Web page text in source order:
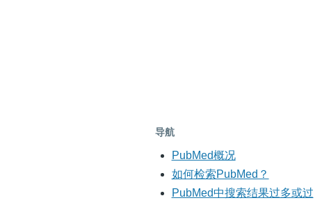
导航
PubMed概况
如何检索PubMed？
PubMed中搜索结果过多或过